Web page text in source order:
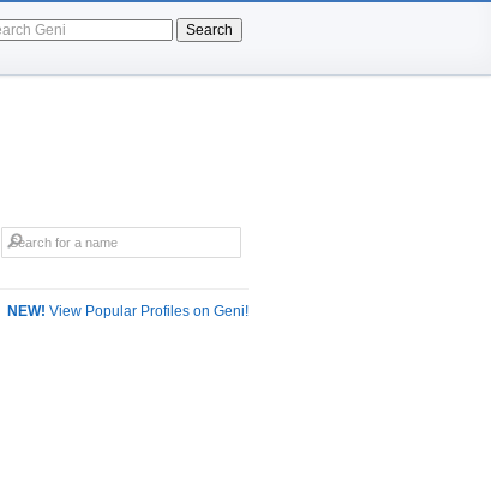
Search
NEW! View Popular Profiles on Geni!